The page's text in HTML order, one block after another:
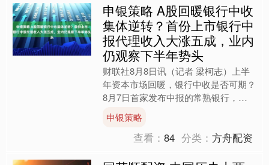
申银策略 A股回暖银行中收
集体逆转？首份上市银行中
报代理收入大涨五成，业内
仍观察下半年势头
财联社8月8日讯（记者 梁柯志）上半
年资本市场回暖，银行中收是否可期？
8月7日首家发布中报的常熟银行，上
半年手续费和佣金收入增幅为
41.91%，其中代理业务大幅....
申银策略
查看：84 分类：方舟配资